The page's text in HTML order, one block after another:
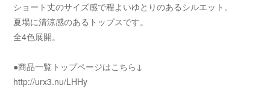
ショート丈のサイズ感で程よいゆとりのあるシルエット。
夏場に清涼感のあるトップスです。
全4色展開。
●商品一覧トップページはこちら↓
http://urx3.nu/LHHy